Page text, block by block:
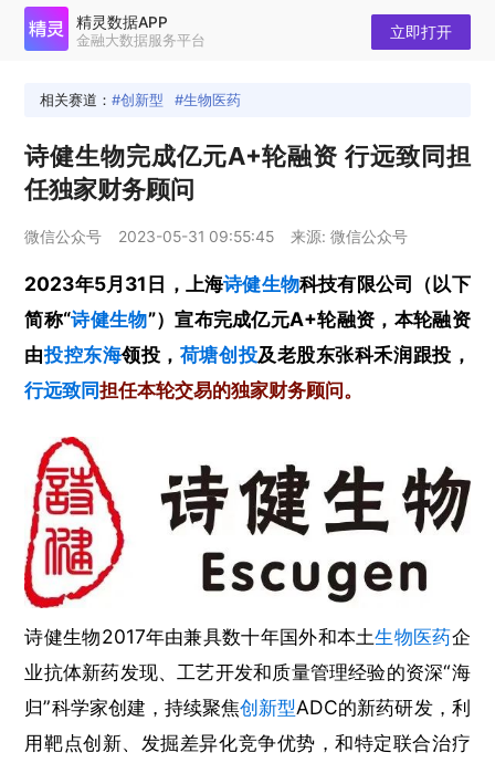
相关赛道： 创新型 生物医药
诗健生物完成亿元A+轮融资 行远致同担
任独家财务顾问
微信公众号 2023-05-31 09:55:45 来源: 微信公众号
2023年5月31日，上海诗健生物科技有限公司（以下
简称“诗健生物”）宣布完成亿元A+轮融资，本轮融资
由投控东海领投， 荷塘创投及老股东张科禾润跟投，
行远致同担任本轮交易的独家财务顾问。
诗健生物2017年由兼具数十年国外和本土生物医药企
业抗体新药发现、工艺开发和质量管理经验的资深“海
归”科学家创建，持续聚焦创新型ADC的新药研发，利
用靶点创新、发掘差异化竞争优势，和特定联合治疗
精灵数据APP
金融大数据服务平台 立即打开